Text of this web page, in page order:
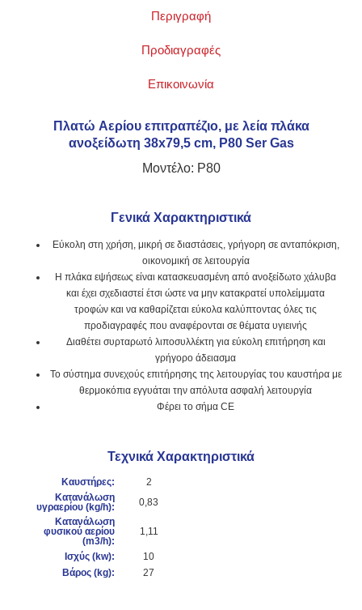
Περιγραφή
Προδιαγραφές
Επικοινωνία
Πλατώ Αερίου επιτραπέζιο, με λεία πλάκα
ανοξείδωτη 38x79,5 cm, P80 Ser Gas
Μοντέλο: P80
Γενικά Χαρακτηριστικά
Εύκολη στη χρήση, μικρή σε διαστάσεις, γρήγορη σε ανταπόκριση,
οικονομική σε λειτουργία
Η πλάκα εψήσεως είναι κατασκευασμένη από ανοξείδωτο χάλυβα
και έχει σχεδιαστεί έτσι ώστε να μην κατακρατεί υπολείμματα
τροφών και να καθαρίζεται εύκολα καλύπτοντας όλες τις
προδιαγραφές που αναφέρονται σε θέματα υγιεινής
Διαθέτει συρταρωτό λιποσυλλέκτη για εύκολη επιτήρηση και
γρήγορο άδειασμα
Το σύστημα συνεχούς επιτήρησης της λειτουργίας του καυστήρα με
θερμοκόπια εγγυάται την απόλυτα ασφαλή λειτουργία
Φέρει το σήμα CE
Τεχνικά Χαρακτηριστικά
Καυστήρες:
2
Κατανάλωση
υγραερίου (kg/h):
0,83
Κατανάλωση
φυσικού αερίου
(m3/h):
1,11
Ισχύς (kw):
10
Βάρος (kg):
27